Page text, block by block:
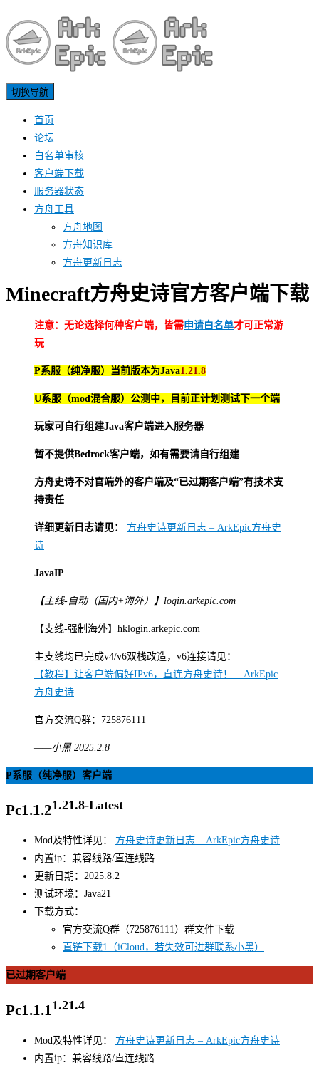
切换导航
首页
论坛
白名单审核
客户端下载
服务器状态
方舟工具
方舟地图
方舟知识库
方舟更新日志
Minecraft方舟史诗官方客户端下载
注意：无论选择何种客户端，皆需申请白名单才可正常游
玩
P系服（纯净服）当前版本为Java1.21.8
U系服（mod混合服）公测中，目前正计划测试下一个端
玩家可自行组建Java客户端进入服务器
暂不提供Bedrock客户端，如有需要请自行组建
方舟史诗不对官端外的客户端及“已过期客户端”有技术支
持责任
详细更新日志请见：
方舟史诗更新日志 – ArkEpic方舟史
诗
JavaIP
【主线-自动（国内+海外）】login.arkepic.com
【支线-强制海外】hklogin.arkepic.com
主支线均已完成v4/v6双栈改造，v6连接请见：
【教程】让客户端偏好IPv6，直连方舟史诗！ – ArkEpic
方舟史诗
官方交流Q群：725876111
——小黑 2025.2.8
P系服（纯净服）客户端
Pc1.1.21.21.8-Latest
Mod及特性详见： 方舟史诗更新日志 – ArkEpic方舟史诗
内置ip：兼容线路/直连线路
更新日期：2025.8.2
测试环境：Java21
下载方式：
官方交流Q群（725876111）群文件下载
直链下载1（iCloud，若失效可进群联系小黑）
已过期客户端
Pc1.1.1 1.21.4
Mod及特性详见： 方舟史诗更新日志 – ArkEpic方舟史诗
内置ip：兼容线路/直连线路